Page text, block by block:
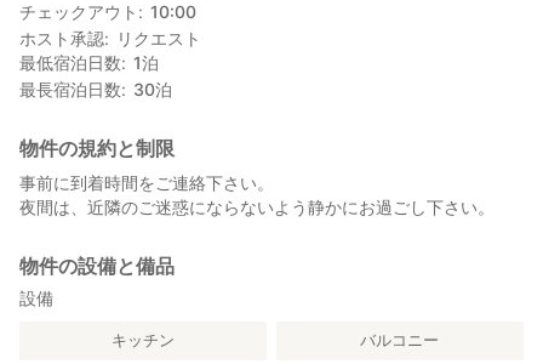
チェックアウト
10:00
ホスト承認
リクエスト
最低宿泊日数
1泊
最長宿泊日数
30泊
物件の規約と制限
事前に到着時間をご連絡下さい。
夜間は、近隣のご迷惑にならないよう静かにお過ごし下さい。
物件の設備と備品
設備
キッチン バルコニー